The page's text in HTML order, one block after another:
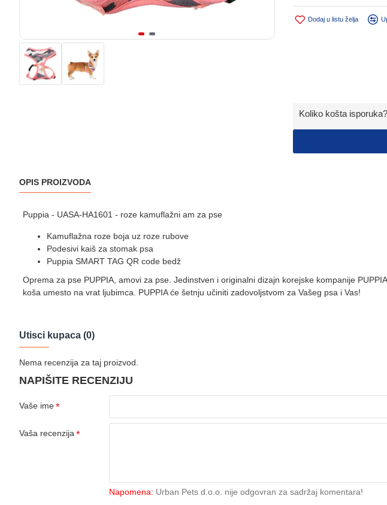
Dodaj u listu želja
Koliko košta isporuka?
OPIS PROIZVODA
Puppia - UASA-HA1601 - roze kamuflažni am za pse
Kamuflažna roze boja uz roze rubove
Podesivi kaiš za stomak psa
Puppia SMART TAG QR code bedž
Oprema za pse PUPPIA, amovi za pse. Jedinstven i originalni dizajn korejske kompanije
koša umesto na vrat ljubimca. PUPPIA će šetnju učiniti zadovoljstvom za Vašeg psa i Vas!
Utisci kupaca (0)
Nema recenzija za taj proizvod.
NAPIŠITE RECENZIJU
Vaše ime
Vaša recenzija
Napomena: Urban Pets d.o.o. nije odgovran za sadržaj komentara!